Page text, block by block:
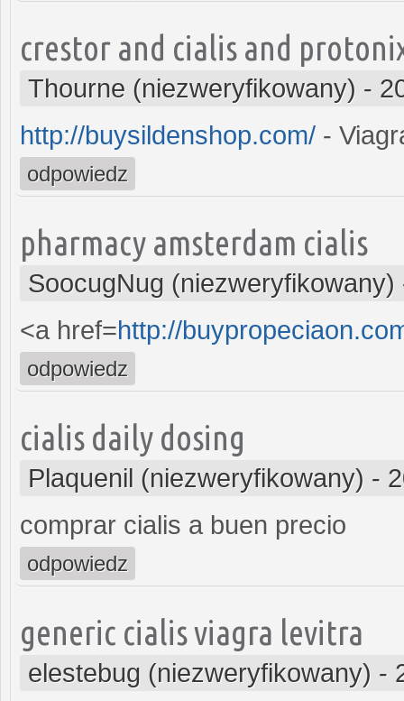
crestor and cialis and
Thourne (niezweryfikowany) -
http://buysildenshop.com/ -
odpowiedz
pharmacy amsterdam cialis
SoocugNug (niezweryfikowany)
<a href=http://
odpowiedz
cialis daily dosing
Plaquenil (niezweryfikowany) -
comprar cialis a buen precio
odpowiedz
generic cialis viagra levitra
elestebug (niezweryfikowany) -